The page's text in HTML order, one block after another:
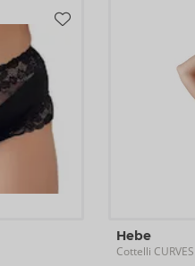
Hebe
Cottelli CURVES